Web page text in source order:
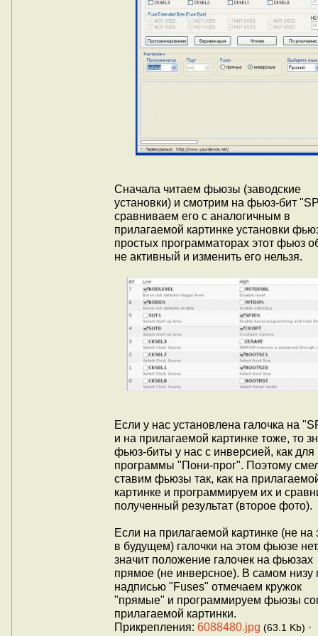
Сначала читаем фьюзы (заводские
установки) и смотрим на фьюз-бит
сравниваем его с аналогичным в
прилагаемой картинке установки
простых программаторах этот фьюз
не активный и изменить его нельзя.
Если у нас установлена галочка на
и на прилагаемой картинке тоже, то
фьюз-биты у нас с инверсией, как для
программы "Пони-прог". Поэтому
ставим фьюзы так, как на
картинке и программируем их и
полученный результат (второе фото).
Если на прилагаемой картинке (не на
в будущем) галочки на этом фьюзе
значит положение галочек на фьюзах
прямое (не инверсное). В самом низу
надписью "Fuses" отмечаем кружок
"прямые" и программируем фьюзы
прилагаемой картинки.
Прикрепления: 6088480.jpg (63.1 Kb) ·